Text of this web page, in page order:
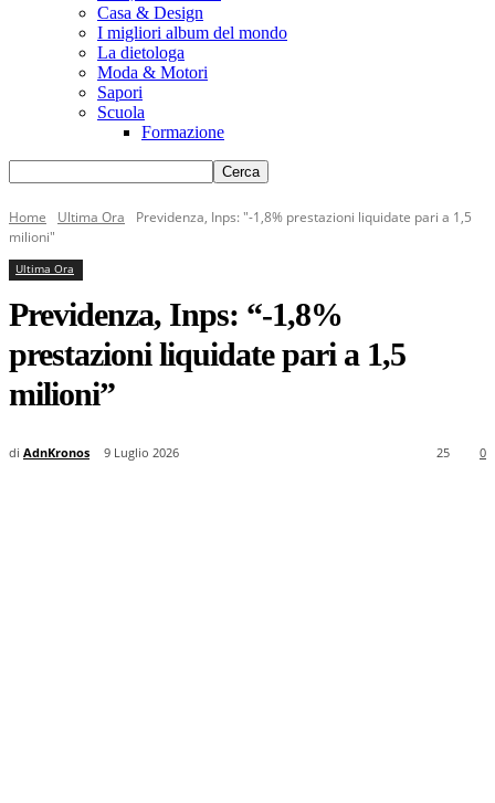
Casa & Design
I migliori album del mondo
La dietologa
Moda & Motori
Sapori
Scuola
Formazione
Home Ultima Ora
Previdenza, Inps: "-1,8% prestazioni liquidate pari a 1,5
milioni"
Ultima Ora
Previdenza, Inps: “-1,8%
prestazioni liquidate pari a 1,5
milioni”
di AdnKronos 9 Luglio 2026 0
25